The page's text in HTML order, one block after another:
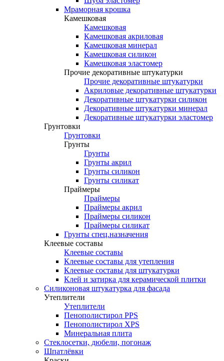
Мраморная крошка
Камешковая
Камешковая
Камешковая акриловая
Камешковая минерал
Камешковая силикон
Камешковая эластомер
Прочие декоративные штукатурки
Прочие декоративные штукатурки
Акриловые декоративные штукатурки
Декоративные штукатурки силикон
Декоративные штукатурки минерал
Декоративные штукатурки эластомер
Грунтовки
Грунтовки
Грунты
Грунты
Грунты акрил
Грунты силикон
Грунты силикат
Праймеры
Праймеры
Праймеры акрил
Праймеры силикон
Праймеры силикат
Грунты спец.назначения
Клеевые составы
Клеевые составы
Клеевые составы для утепления
Клеевые составы для штукатурки
Клей и затирка для керамической плитки
Силиконовая штукатурка для фасада
Утеплители
Утеплители
Пенополистирол PPS
Пенополистирол XPS
Минеральная плита
Стеклосетки, дюбели, погонаж
Шпатлёвки